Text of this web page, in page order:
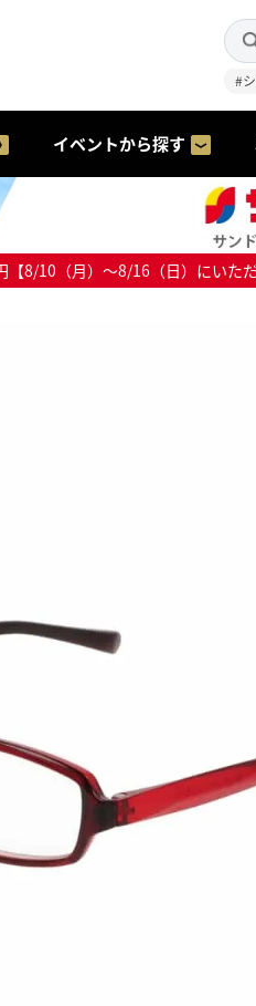
#
イベントから探す
8/10（月）～8/16（日）にいた